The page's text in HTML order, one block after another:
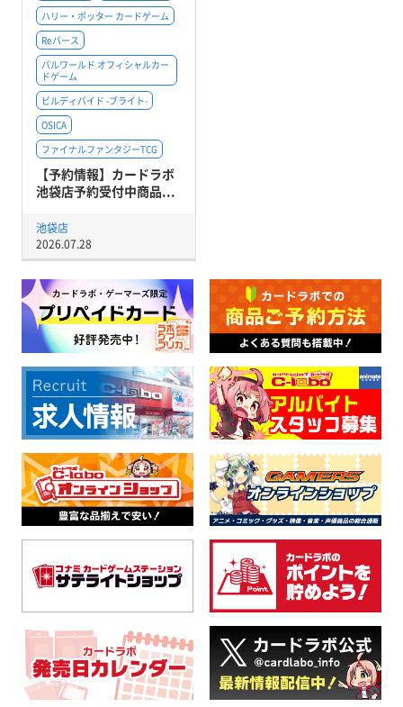
ハリー・ポッター カードゲーム
Reバース
パルワールド オフィシャルカー
ドゲーム
ビルディバイド -ブライト-
OSICA
ファイナルファンタジーTCG
【予約情報】カードラボ
池袋店予約受付中商品...
池袋店
2026.07.28